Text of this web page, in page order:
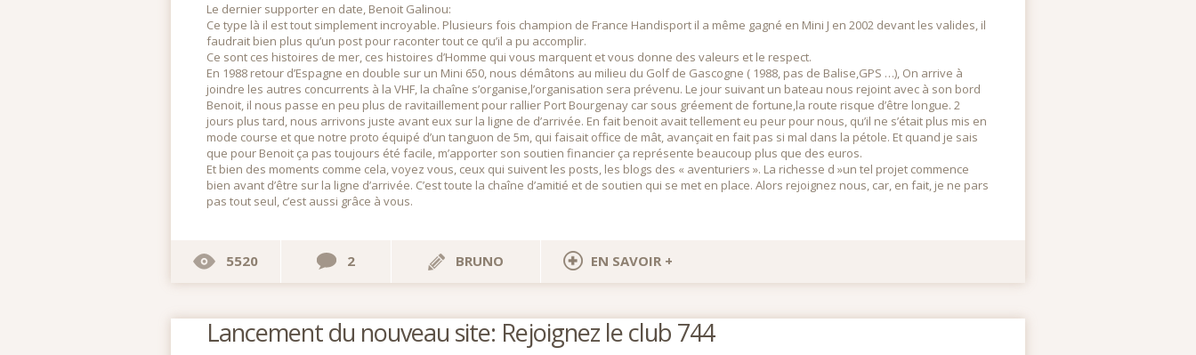
Le dernier supporter en date, Benoit Galinou:
Ce type là il est tout simplement incroyable. Plusieurs fois champion de France Handisport il a même gagné en Mini J en 2002 devant les valides, il
faudrait bien plus qu’un post pour raconter tout ce qu’il a pu accomplir.
Ce sont ces histoires de mer, ces histoires d’Homme qui vous marquent et vous donne des valeurs et le respect.
En 1988 retour d’Espagne en double sur un Mini 650, nous démâtons au milieu du Golf de Gascogne ( 1988, pas de Balise,GPS …), On arrive à
joindre les autres concurrents à la VHF, la chaîne s’organise,l’organisation sera prévenu. Le jour suivant un bateau nous rejoint avec à son bord
Benoit, il nous passe en peu plus de ravitaillement pour rallier Port Bourgenay car sous gréement de fortune,la route risque d’être longue. 2
jours plus tard, nous arrivons juste avant eux sur la ligne de d’arrivée. En fait benoit avait tellement eu peur pour nous, qu’il ne s’était plus mis en
mode course et que notre proto équipé d’un tanguon de 5m, qui faisait office de mât, avançait en fait pas si mal dans la pétole. Et quand je sais
que pour Benoit ça pas toujours été facile, m’apporter son soutien financier ça représente beaucoup plus que des euros.
Et bien des moments comme cela, voyez vous, ceux qui suivent les posts, les blogs des « aventuriers ». La richesse d »un tel projet commence
bien avant d’être sur la ligne d’arrivée. C’est toute la chaîne d’amitié et de soutien qui se met en place. Alors rejoignez nous, car, en fait, je ne pars
pas tout seul, c’est aussi grâce à vous.
5520 2 BRUNO EN SAVOIR +
Lancement du nouveau site: Rejoignez le club 744